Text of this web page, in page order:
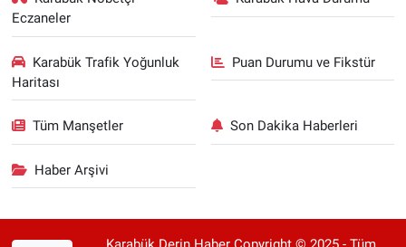
Eczaneler
Karabük Trafik Yoğunluk
Haritası
Puan Durumu ve Fikstür
Tüm Manşetler Son Dakika Haberleri
Haber Arşivi